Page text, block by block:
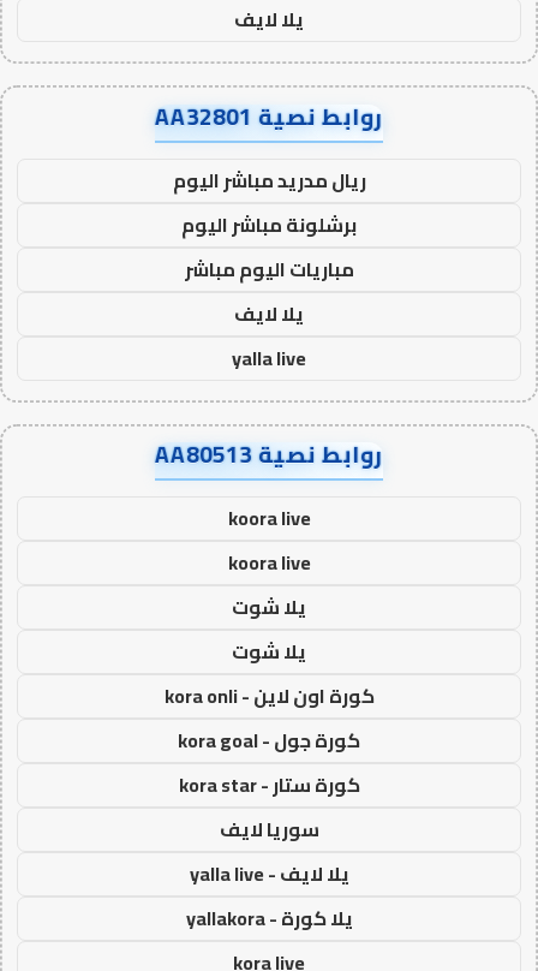
يلا لايف
روابط نصية AA32801
ريال مدريد مباشر اليوم
برشلونة مباشر اليوم
مباريات اليوم مباشر
يلا لايف
yalla live
روابط نصية AA80513
koora live
koora live
يلا شوت
يلا شوت
كورة اون لاين - kora onli
كورة جول - kora goal
كورة ستار - kora star
سوريا لايف
يلا لايف - yalla live
يلا كورة - yallakora
kora live